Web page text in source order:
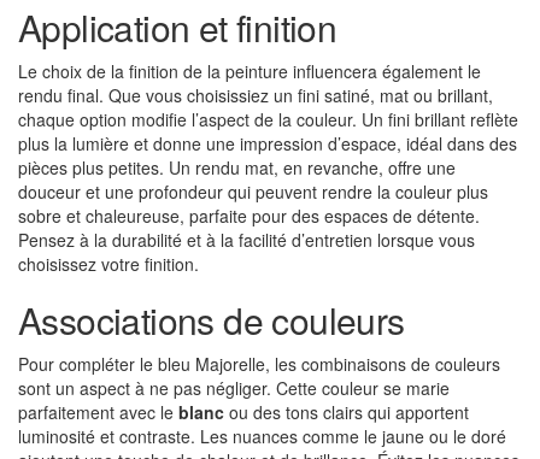
Application et finition
Le choix de la finition de la peinture influencera également le
rendu final. Que vous choisissiez un fini satiné, mat ou brillant,
chaque option modifie l’aspect de la couleur. Un fini brillant reflète
plus la lumière et donne une impression d’espace, idéal dans des
pièces plus petites. Un rendu mat, en revanche, offre une
douceur et une profondeur qui peuvent rendre la couleur plus
sobre et chaleureuse, parfaite pour des espaces de détente.
Pensez à la durabilité et à la facilité d’entretien lorsque vous
choisissez votre finition.
Associations de couleurs
Pour compléter le bleu Majorelle, les combinaisons de couleurs
sont un aspect à ne pas négliger. Cette couleur se marie
parfaitement avec le blanc ou des tons clairs qui apportent
luminosité et contraste. Les nuances comme le jaune ou le doré